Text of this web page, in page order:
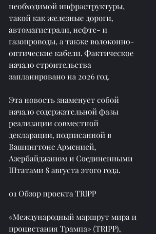
необходимой инфраструктуры,
такой как железные дороги,
автомагистрали, нефте- и
газопроводы, а также волоконно-
оптические кабели. Фактическое
начало строительства
запланировано на 2026 год.
Эта новость знаменует собой
начало содержательной фазы
реализации совместной
декларации, подписанной в
Вашингтоне Арменией,
Азербайджаном и Соединенными
Штатами 8 августа этого года.
01 Обзор проекта TRIPP
«Международный маршрут мира и
процветания Трампа» (TRIPP),